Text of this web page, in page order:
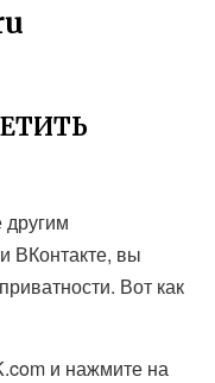
другим
ВКонтакте, вы
Вот как
и нажмите на